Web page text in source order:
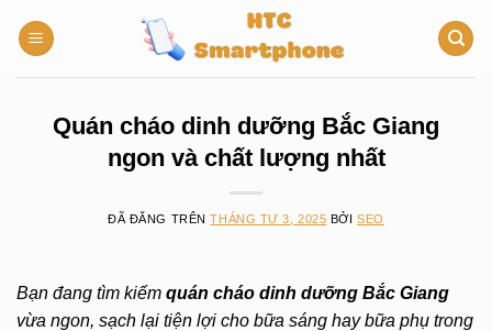
đến
Quán cháo dinh dưỡng Bắc Giang
ngon và chất lượng nhất
ĐÃ ĐĂNG TRÊNTHÁNG TƯ 3, 2025 BỞISEO
Bạn đang tìm kiếm quán cháo dinh dưỡng Bắc Giang
vừa ngon, sạch lại tiện lợi cho bữa sáng hay bữa phụ trong